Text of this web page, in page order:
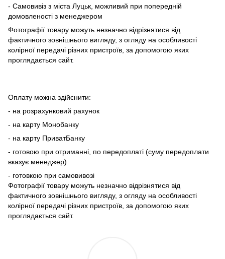
- Самовивіз з міста Луцьк, можливий при попередній
домовленості з менеджером
Фотографії товару можуть незначно відрізнятися від
фактичного зовнішнього вигляду, з огляду на особливості
колірної передачі різних пристроїв, за допомогою яких
проглядається сайт.
Оплату можна здійснити:
- на розрахунковий рахунок
- на карту Монобанку
- на карту ПриватБанку
- готовою при отриманні, по передоплаті (суму передоплати
вказує менеджер)
- готовкою при самовивозі
Фотографії товару можуть незначно відрізнятися від
фактичного зовнішнього вигляду, з огляду на особливості
колірної передачі різних пристроїв, за допомогою яких
проглядається сайт.